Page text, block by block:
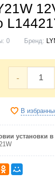
0 Бренд:
-
В
установки